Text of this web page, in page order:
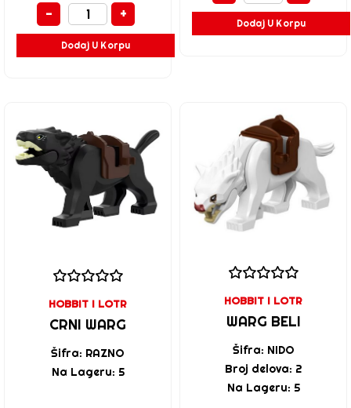
-
+
Dodaj U Korpu
Dodaj U Korpu
HOBBIT I LOTR
CRNI WARG
Šifra: RAZNO
Na Lageru: 5
HOBBIT I LOTR
WARG BELI
Šifra: NIDO
Broj delova: 2
Na Lageru: 5